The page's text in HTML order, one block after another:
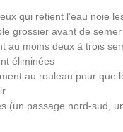
qui retient l’eau noie
grossier avant de semer
au moins deux à trois
éliminées
au rouleau pour que
(un passage nord-sud,